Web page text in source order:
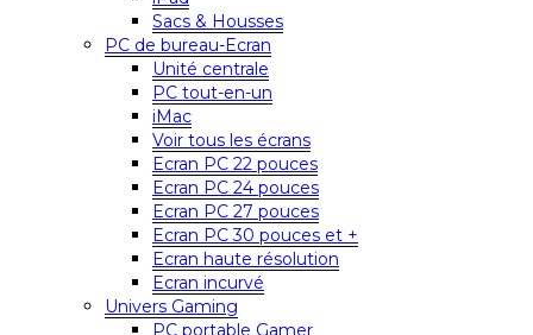
Sacs & Housses
PC de bureau-Ecran
Unité centrale
PC tout-en-un
iMac
Voir tous les écrans
Ecran PC 22 pouces
Ecran PC 24 pouces
Ecran PC 27 pouces
Ecran PC 30 pouces et +
Ecran haute résolution
Ecran incurvé
Univers Gaming
PC portable Gamer